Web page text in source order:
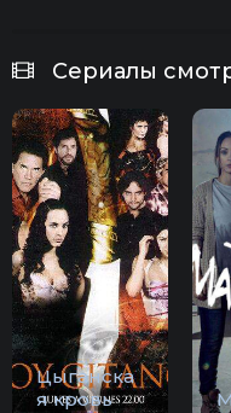
Сериалы
Цыганска
я кровь